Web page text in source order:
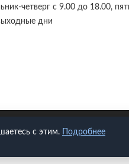
четверг с 9.00 до 18.00,
дни
с этим. Подробнее